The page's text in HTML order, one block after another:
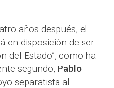
años después, el
en disposición de ser
del Estado”, como ha
segundo, Pablo
separatista al